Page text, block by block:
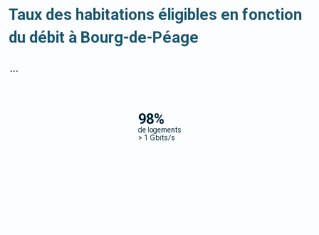
Taux des habitations éligibles en fonction
du débit à Bourg-de-Péage
98%
de logements
> 1 Gbits/s
...